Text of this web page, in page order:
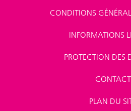
CONDITIONS
INFORMATIONS
PROTECTION DES
CONTACT
PLAN DU